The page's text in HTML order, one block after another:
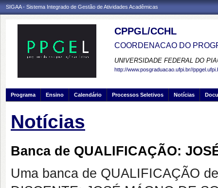
SIGAA - Sistema Integrado de Gestão de Atividades Acadêmicas
CPPGL/CCHL
COORDENACAO DO
UNIVERSIDADE FEDERAL DO
http://www.posgraduacao.ufpi.br//
Programa Ensino Calendário Processos Seletivos Notícias
Notícias
Banca de QUALIFICAÇÃO:
Uma banca de QUALIFICAÇÃO